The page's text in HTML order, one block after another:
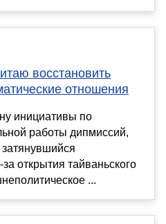
восстановить
отношения
инициативы по
работы дипмиссий,
затянувшийся
открытия тайваньского
...